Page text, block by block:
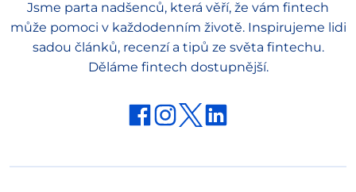
Jsme parta nadšenců, která věří, že vám fintech
může pomoci v každodenním životě. Inspirujeme lidi
sadou článků, recenzí a tipů ze světa fintechu.
Děláme fintech dostupnější.